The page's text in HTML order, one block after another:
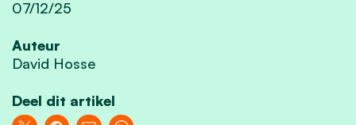
07/12/25
Auteur
David Hosse
Deel dit artikel